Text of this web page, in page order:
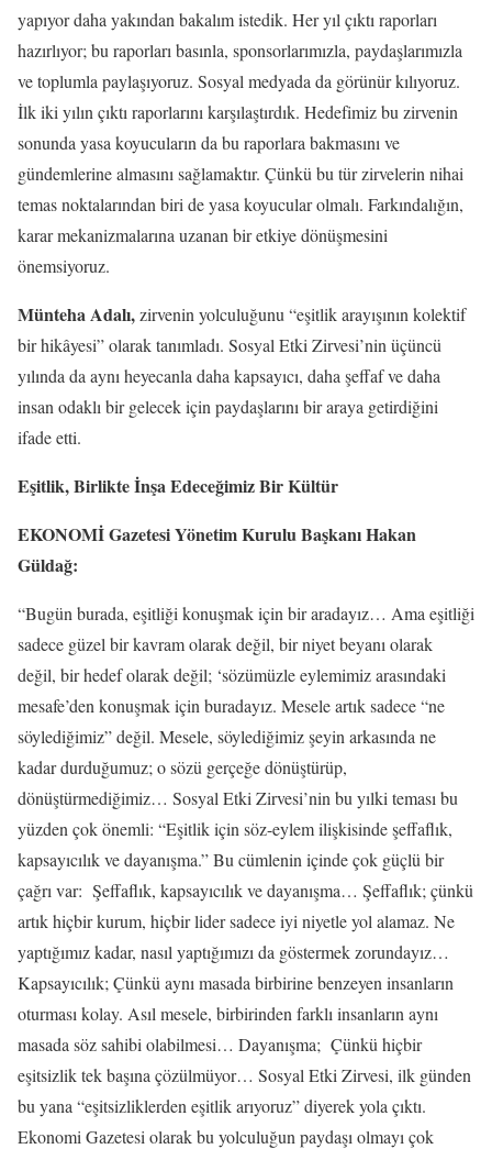
yapıyor daha yakından bakalım istedik. Her yıl çıktı raporları
hazırlıyor; bu raporları basınla, sponsorlarımızla, paydaşlarımızla
ve toplumla paylaşıyoruz. Sosyal medyada da görünür kılıyoruz.
İlk iki yılın çıktı raporlarını karşılaştırdık. Hedefimiz bu zirvenin
sonunda yasa koyucuların da bu raporlara bakmasını ve
gündemlerine almasını sağlamaktır. Çünkü bu tür zirvelerin nihai
temas noktalarından biri de yasa koyucular olmalı. Farkındalığın,
karar mekanizmalarına uzanan bir etkiye dönüşmesini
önemsiyoruz.
Münteha Adalı,zirvenin yolculuğunu “eşitlik arayışının kolektif
bir hikâyesi” olarak tanımladı. Sosyal Etki Zirvesi’nin üçüncü
yılında da aynı heyecanla daha kapsayıcı, daha şeffaf ve daha
insan odaklı bir gelecek için paydaşlarını bir araya getirdiğini
ifade etti.
Eşitlik, Birlikte İnşa Edeceğimiz Bir Kültür
EKONOMİ Gazetesi Yönetim Kurulu Başkanı Hakan
Güldağ:
“Bugün burada, eşitliği konuşmak için bir aradayız… Ama eşitliği
sadece güzel bir kavram olarak değil, bir niyet beyanı olarak
değil, bir hedef olarak değil; ‘sözümüzle eylemimiz arasındaki
mesafe’den konuşmak için buradayız. Mesele artık sadece “ne
söylediğimiz” değil. Mesele, söylediğimiz şeyin arkasında ne
kadar durduğumuz; o sözü gerçeğe dönüştürüp,
dönüştürmediğimiz… Sosyal Etki Zirvesi’nin bu yılki teması bu
yüzden çok önemli: “Eşitlik için söz-eylem ilişkisinde şeffaflık,
kapsayıcılık ve dayanışma.” Bu cümlenin içinde çok güçlü bir
çağrı var: Şeffaflık, kapsayıcılık ve dayanışma… Şeffaflık; çünkü
artık hiçbir kurum, hiçbir lider sadece iyi niyetle yol alamaz. Ne
yaptığımız kadar, nasıl yaptığımızı da göstermek zorundayız…
Kapsayıcılık; Çünkü aynı masada birbirine benzeyen insanların
oturması kolay. Asıl mesele, birbirinden farklı insanların aynı
masada söz sahibi olabilmesi… Dayanışma; Çünkü hiçbir
eşitsizlik tek başına çözülmüyor… Sosyal Etki Zirvesi, ilk günden
bu yana “eşitsizliklerden eşitlik arıyoruz” diyerek yola çıktı.
Ekonomi Gazetesi olarak bu yolculuğun paydaşı olmayı çok